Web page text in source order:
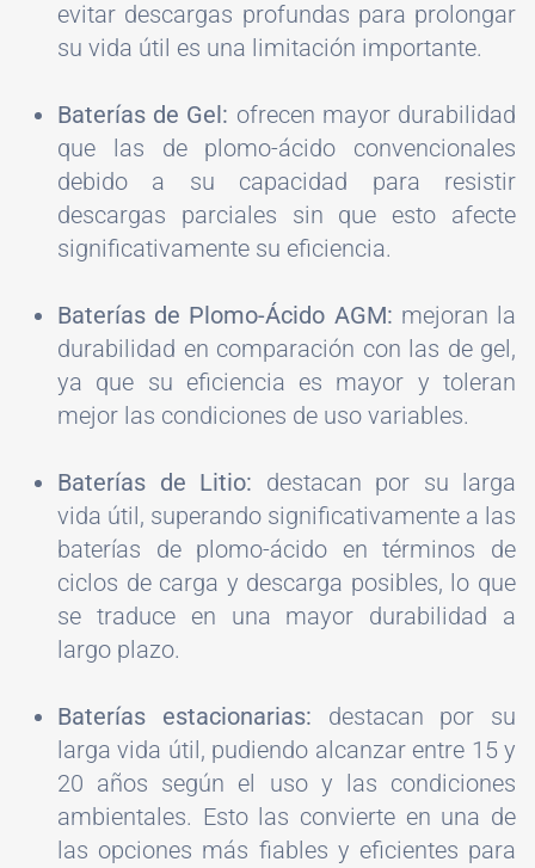
evitar descargas profundas para prolongar
su vida útil es una limitación importante.
Baterías de Gel: ofrecen mayor durabilidad
que las de plomo-ácido convencionales
debido a su capacidad para resistir
descargas parciales sin que esto afecte
significativamente su eficiencia.
Baterías de Plomo-Ácido AGM: mejoran la
durabilidad en comparación con las de gel,
ya que su eficiencia es mayor y toleran
mejor las condiciones de uso variables.
Baterías de Litio: destacan por su larga
vida útil, superando significativamente a las
baterías de plomo-ácido en términos de
ciclos de carga y descarga posibles, lo que
se traduce en una mayor durabilidad a
largo plazo.
Baterías estacionarias: destacan por su
larga vida útil, pudiendo alcanzar entre 15 y
20 años según el uso y las condiciones
ambientales. Esto las convierte en una de
las opciones más fiables y eficientes para